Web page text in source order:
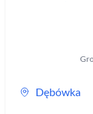
Dębówka